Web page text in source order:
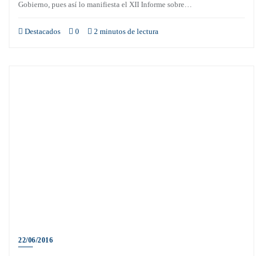
Gobierno, pues así lo manifiesta el XII Informe sobre…
Destacados 0 2 minutos de lectura
22/06/2016